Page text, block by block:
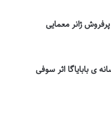
ژانر معمایی
ی بابایاگا اثر سوفی